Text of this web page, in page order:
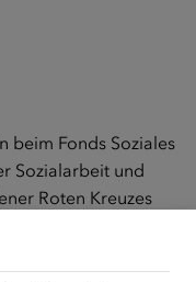
beim Fonds Soziales
Sozialarbeit und
Roten Kreuzes
Soziale Arbeit